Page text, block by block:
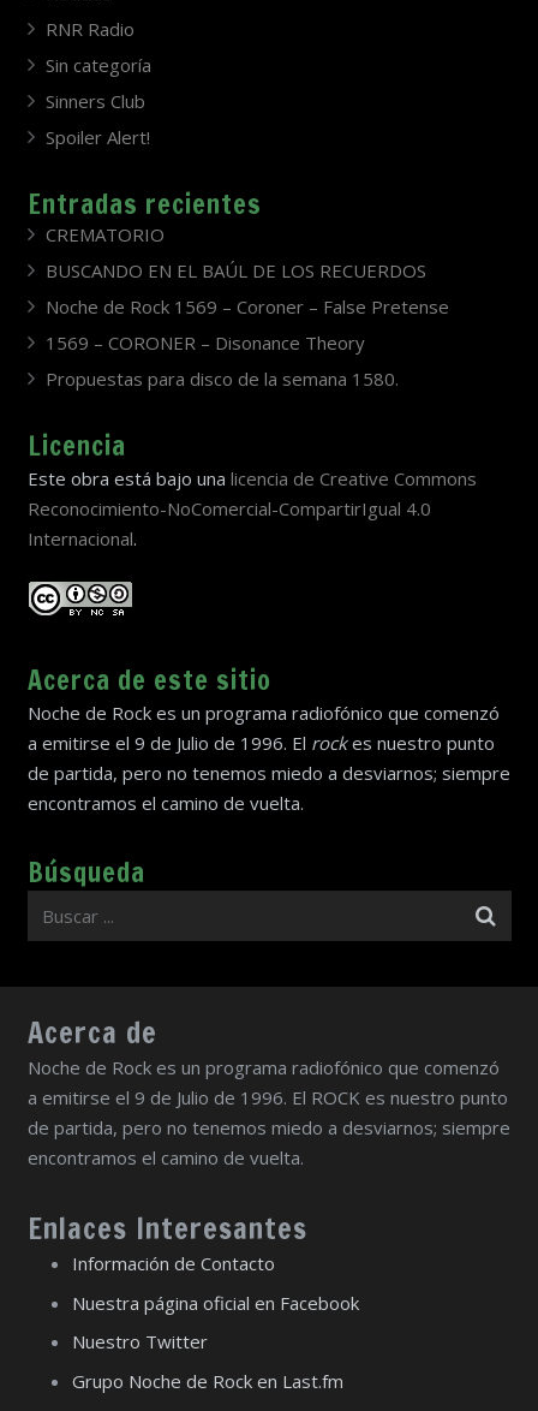
RNR Radio
Sin categoría
Sinners Club
Spoiler Alert!
Entradas recientes
CREMATORIO
BUSCANDO EN EL BAÚL DE LOS RECUERDOS
Noche de Rock 1569 – Coroner – False Pretense
1569 – CORONER – Disonance Theory
Propuestas para disco de la semana 1580.
Licencia
Este obra está bajo una licencia de Creative Commons
Reconocimiento-NoComercial-CompartirIgual 4.0
Internacional.
Acerca de este sitio
Noche de Rock es un programa radiofónico que comenzó
a emitirse el 9 de Julio de 1996. El rockes nuestro punto
de partida, pero no tenemos miedo a desviarnos; siempre
encontramos el camino de vuelta.
Búsqueda
Acerca de
Noche de Rock es un programa radiofónico que comenzó
a emitirse el 9 de Julio de 1996. El ROCK es nuestro punto
de partida, pero no tenemos miedo a desviarnos; siempre
encontramos el camino de vuelta.
Enlaces Interesantes
Información de Contacto
Nuestra página oficial en Facebook
Nuestro Twitter
Grupo Noche de Rock en Last.fm